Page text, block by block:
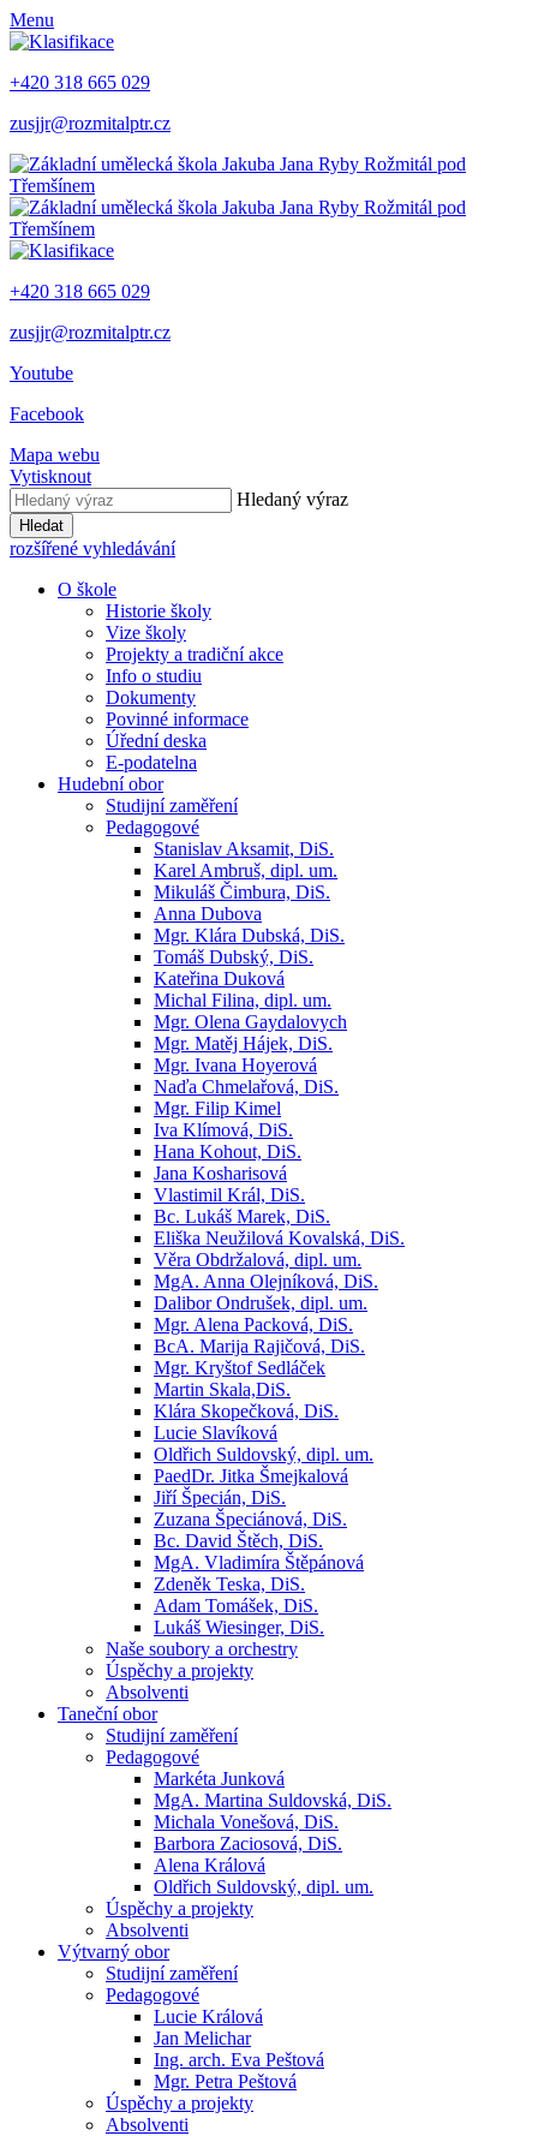
Menu
+420 318 665 029
zusjjr@rozmitalptr.cz
+420 318 665 029
zusjjr@rozmitalptr.cz
Youtube
Facebook
Mapa webu
Vytisknout
Hledaný výraz
Hledat
rozšířené vyhledávání
O škole
Historie školy
Vize školy
Projekty a tradiční akce
Info o studiu
Dokumenty
Povinné informace
Úřední deska
E-podatelna
Hudební obor
Studijní zaměření
Pedagogové
Stanislav Aksamit, DiS.
Karel Ambruš, dipl. um.
Mikuláš Čimbura, DiS.
Anna Dubova
Mgr. Klára Dubská, DiS.
Tomáš Dubský, DiS.
Kateřina Duková
Michal Filina, dipl. um.
Mgr. Olena Gaydalovych
Mgr. Matěj Hájek, DiS.
Mgr. Ivana Hoyerová
Naďa Chmelařová, DiS.
Mgr. Filip Kimel
Iva Klímová, DiS.
Hana Kohout, DiS.
Jana Kosharisová
Vlastimil Král, DiS.
Bc. Lukáš Marek, DiS.
Eliška Neužilová Kovalská, DiS.
Věra Obdržalová, dipl. um.
MgA. Anna Olejníková, DiS.
Dalibor Ondrušek, dipl. um.
Mgr. Alena Packová, DiS.
BcA. Marija Rajičová, DiS.
Mgr. Kryštof Sedláček
Martin Skala,DiS.
Klára Skopečková, DiS.
Lucie Slavíková
Oldřich Suldovský, dipl. um.
PaedDr. Jitka Šmejkalová
Jiří Špecián, DiS.
Zuzana Špeciánová, DiS.
Bc. David Štěch, DiS.
MgA. Vladimíra Štěpánová
Zdeněk Teska, DiS.
Adam Tomášek, DiS.
Lukáš Wiesinger, DiS.
Naše soubory a orchestry
Úspěchy a projekty
Absolventi
Taneční obor
Studijní zaměření
Pedagogové
Markéta Junková
MgA. Martina Suldovská, DiS.
Michala Vonešová, DiS.
Barbora Zaciosová, DiS.
Alena Králová
Oldřich Suldovský, dipl. um.
Úspěchy a projekty
Absolventi
Výtvarný obor
Studijní zaměření
Pedagogové
Lucie Králová
Jan Melichar
Ing. arch. Eva Peštová
Mgr. Petra Peštová
Úspěchy a projekty
Absolventi